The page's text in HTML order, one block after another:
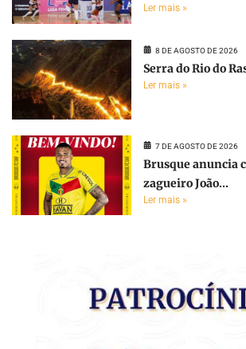
Ler mais »
8 DE AGOSTO DE 2026
Serra do Rio do
Ler mais »
7 DE AGOSTO DE 2026
Brusque anuncia
zagueiro João...
Ler mais »